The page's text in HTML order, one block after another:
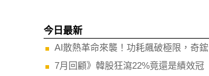
今日最新
AI散熱革命來襲！功耗飆破極限，奇鋐
7月回顧》韓股狂瀉22%竟還是績效冠